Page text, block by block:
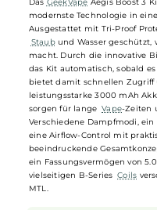
Benutzerfreundliches
GeekVape -
DasGeekVape Aegis
modernste Technologie in
Ausgestattet mit Tri-Proof
Staub und Wasser
macht. Durch die
das Kit automatisch,